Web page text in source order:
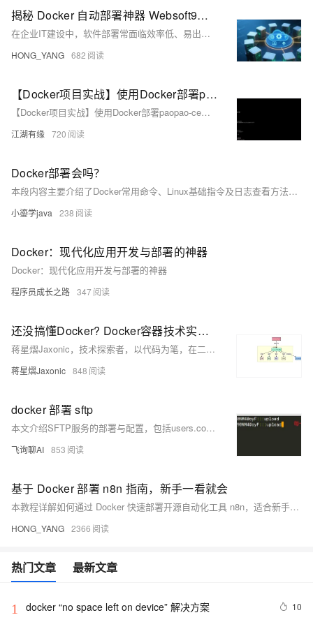
揭秘 Docker 自动部署神器 Websoft9：热门开源软件一键部署
在企业IT建设中，软件部署常面临效率低、易出错等问题。通过Docker与自动化工具，可实现高效、标准化和可追溯的部署流程，提升企业应用交付效率，降低运维门槛，助力中小企业实现自动化部署。
HONG_YANG 682
【Docker项目实战】使用Docker部署paopao-ce微社区
【Docker项目实战】使用Docker部署paopao-ce微社区
江湖有缘 720
Docker部署会吗？
本段内容主要介绍了Docker常用命令、Linux基础指令及日志查看方法，还涉及SpringMVC的执行流程、设计模式与注解，适合用于面试中技术能力的展示。
小鎏学java 238
Docker：现代化应用开发与部署的神器
Docker：现代化应用开发与部署的神器
程序员成长之路 347
还没搞懂Docker? Docker容器技术实战指南 ! 从入门到企业级应用 !
蒋星熠Jaxonic，技术探索者，以代码为笔，在二进制星河中书写极客诗篇。专注Docker与容器化实践，分享从入门到企业级应用的深度经验，助力开发者乘风破浪，驶向云原生新世界。
蒋星熠Jaxonic 848
docker 部署 sftp
本文介绍SFTP服务的部署与配置，包括users.conf用户配置规则、Docker容器运行命令及上传目录权限说明，重点解析atmoz/sftp镜像的chroot机制与子目录映射，确保用户登录后正确访问/upload目录，并提供Python脚本实现文件上传示例。
飞询聊AI 853
基于 Docker 部署 n8n 指南，新手一看就会
本教程详解如何通过 Docker 快速部署开源自动化工具 n8n，适合新手快速上手。内容涵盖官方部署步骤、常见难点及第三方一键部署方案，助你高效搭建自动化工作流平台。
HONG_YANG 2366
热门文章 最新文章
1 docker “no space left on device” 解决方案 10